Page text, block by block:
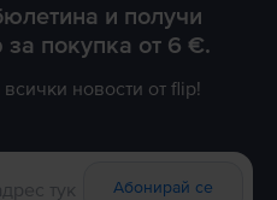
и получи
за покупка от 6 €.
новости от flip!
Абонирай се